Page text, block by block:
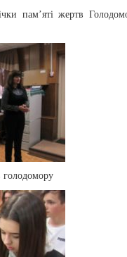
пам’яті жертв
голодомору